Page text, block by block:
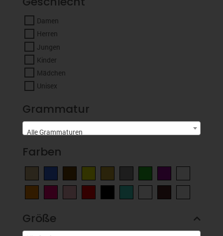
Damen
Herren
Jungen
Kinder
Mädchen
Unisex
Grammatur
Alle Grammaturen
Farben
Größe